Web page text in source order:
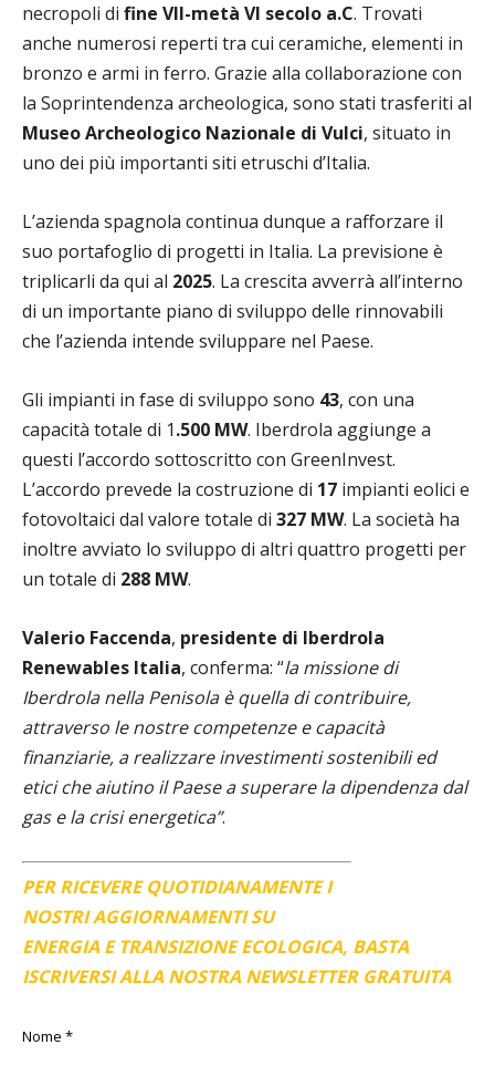
necropoli di fine VII-metà VI secolo a.C. Trovati
anche numerosi reperti tra cui ceramiche, elementi in
bronzo e armi in ferro. Grazie alla collaborazione con
la Soprintendenza archeologica, sono stati trasferiti al
Museo Archeologico Nazionale di Vulci, situato in
uno dei più importanti siti etruschi d’Italia.
L’azienda spagnola continua dunque a rafforzare il
suo portafoglio di progetti in Italia. La previsione è
triplicarli da qui al 2025. La crescita avverrà all’interno
di un importante piano di sviluppo delle rinnovabili
che l’azienda intende sviluppare nel Paese.
Gli impianti in fase di sviluppo sono 43, con una
capacità totale di 1.500 MW. Iberdrola aggiunge a
questi l’accordo sottoscritto con GreenInvest.
L’accordo prevede la costruzione di 17 impianti eolici e
fotovoltaici dal valore totale di 327 MW. La società ha
inoltre avviato lo sviluppo di altri quattro progetti per
un totale di 288 MW.
Valerio Faccenda, presidente di Iberdrola
Renewables Italia, conferma: “la missione di
Iberdrola nella Penisola è quella di contribuire,
attraverso le nostre competenze e capacità
finanziarie, a realizzare investimenti sostenibili ed
etici che aiutino il Paese a superare la dipendenza dal
gas e la crisi energetica”.
PER RICEVERE QUOTIDIANAMENTE I
NOSTRI AGGIORNAMENTI SU
ENERGIA E TRANSIZIONE ECOLOGICA, BASTA
ISCRIVERSI ALLA NOSTRA NEWSLETTER GRATUITA
Nome *